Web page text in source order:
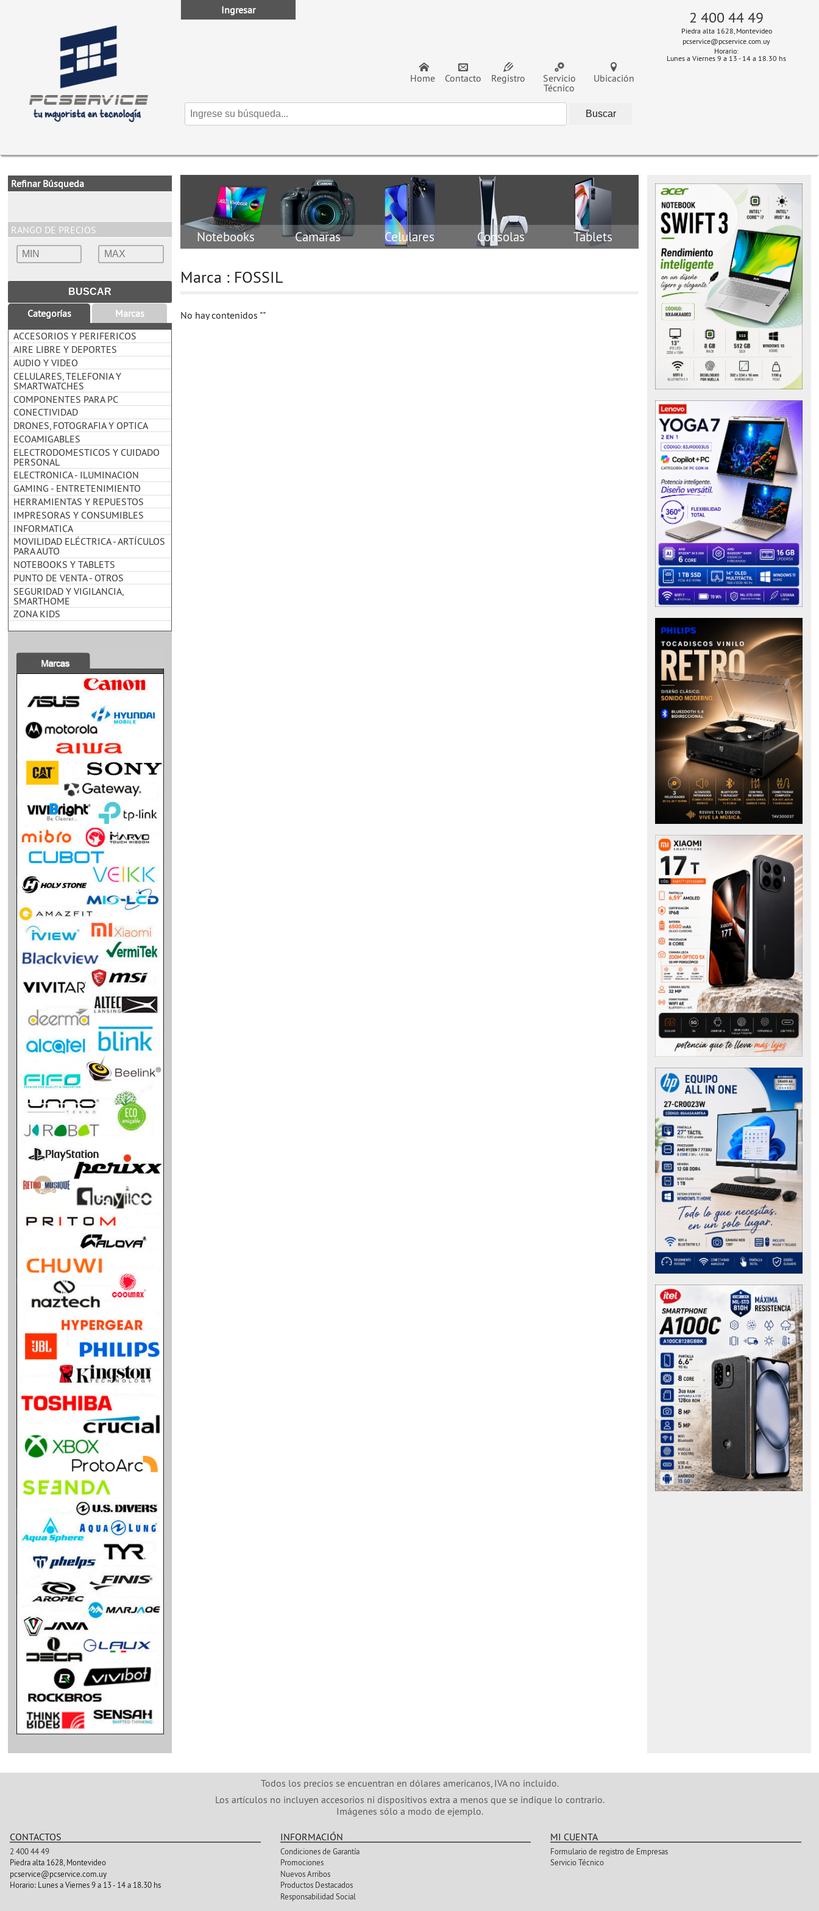
Ubicación
Servicio
Técnico
Registro
Contacto
Home
Ingresar 2 400 44 49
Piedra alta 1628, Montevideo
pcservice@pcservice.com.uy
Horario:
Lunes a Viernes 9 a 13 - 14 a 18.30 hs
Refinar Búsqueda
RANGO DE PRECIOS
Categorías
Marcas
ACCESORIOS Y PERIFERICOS
AIRE LIBRE Y DEPORTES
AUDIO Y VIDEO
CELULARES, TELEFONIA Y
SMARTWATCHES
COMPONENTES PARA PC
CONECTIVIDAD
DRONES, FOTOGRAFIA Y OPTICA
ECOAMIGABLES
ELECTRODOMESTICOS Y CUIDADO
PERSONAL
ELECTRONICA - ILUMINACION
GAMING - ENTRETENIMIENTO
HERRAMIENTAS Y REPUESTOS
IMPRESORAS Y CONSUMIBLES
INFORMATICA
MOVILIDAD ELÉCTRICA - ARTÍCULOS
PARA AUTO
NOTEBOOKS Y TABLETS
PUNTO DE VENTA - OTROS
SEGURIDAD Y VIGILANCIA,
SMARTHOME
ZONA KIDS
Notebooks Camaras Celulares Consolas Tablets
Marca : FOSSIL
No hay contenidos ""
Todos los precios se encuentran en dólares americanos, IVA no incluido.
Los artículos no incluyen accesorios ni dispositivos extra a menos que se indique lo contrario.
Imágenes sólo a modo de ejemplo.
CONTACTOS
2 400 44 49
Piedra alta 1628, Montevideo
pcservice@pcservice.com.uy
Horario: Lunes a Viernes 9 a 13 - 14 a 18.30 hs
INFORMACIÓN
Condiciones de Garantía
Promociones
Nuevos Arribos
Productos Destacados
Responsabilidad Social
MI CUENTA
Formulario de registro de Empresas
Servicio Técnico